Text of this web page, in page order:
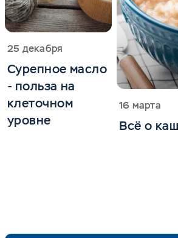
25 декабря
Сурепное масло
- польза на
клеточном
уровне
16 марта
Всё о